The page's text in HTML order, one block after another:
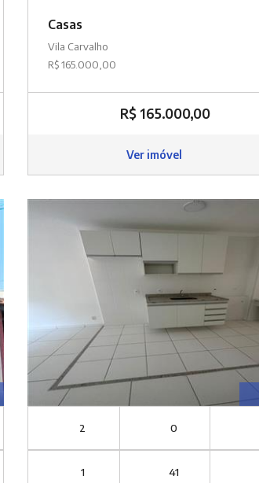
Casas
Vila Carvalho
R$ 165.000,00
R$ 165.000,00
Ver imóvel
2 0
1 41